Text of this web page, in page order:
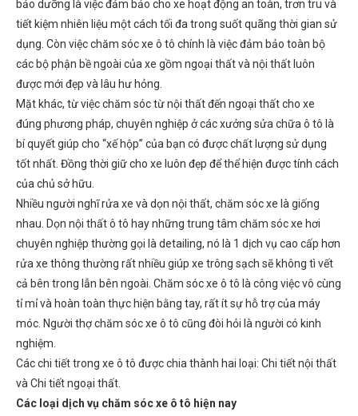
bảo dưỡng là việc đảm bảo cho xe hoạt động an toàn, trơn tru và
tiết kiệm nhiên liệu một cách tối đa trong suốt quãng thời gian sử
dụng. Còn việc chăm sóc xe ô tô chính là việc đảm bảo toàn bộ
các bộ phận bề ngoài của xe gồm ngoại thất và nội thất luôn
được mới đẹp và lâu hư hỏng.
Mặt khác, từ việc chăm sóc từ nội thất đến ngoại thất cho xe
đúng phương pháp, chuyên nghiệp ở các xưởng sửa chữa ô tô là
bí quyết giúp cho “xế hộp” của bạn có được chất lượng sử dụng
tốt nhất. Đồng thời giữ cho xe luôn đẹp để thể hiện được tính cách
của chủ sở hữu.
Nhiều người nghĩ rửa xe và dọn nội thất, chăm sóc xe là giống
nhau. Dọn nội thất ô tô hay những trung tâm chăm sóc xe hơi
chuyên nghiệp thường gọi là detailing, nó là 1 dịch vụ cao cấp hơn
rửa xe thông thường rất nhiều giúp xe trông sạch sẽ không tì vết
cả bên trong lẫn bên ngoài. Chăm sóc xe ô tô là công việc vô cùng
tỉ mỉ và hoàn toàn thực hiện bằng tay, rất ít sự hỗ trợ của máy
móc. Người thợ chăm sóc xe ô tô cũng đòi hỏi là người có kinh
nghiệm.
Các chi tiết trong xe ô tô được chia thành hai loại: Chi tiết nội thất
và Chi tiết ngoại thất.
Các loại dịch vụ chăm sóc xe ô tô hiện nay